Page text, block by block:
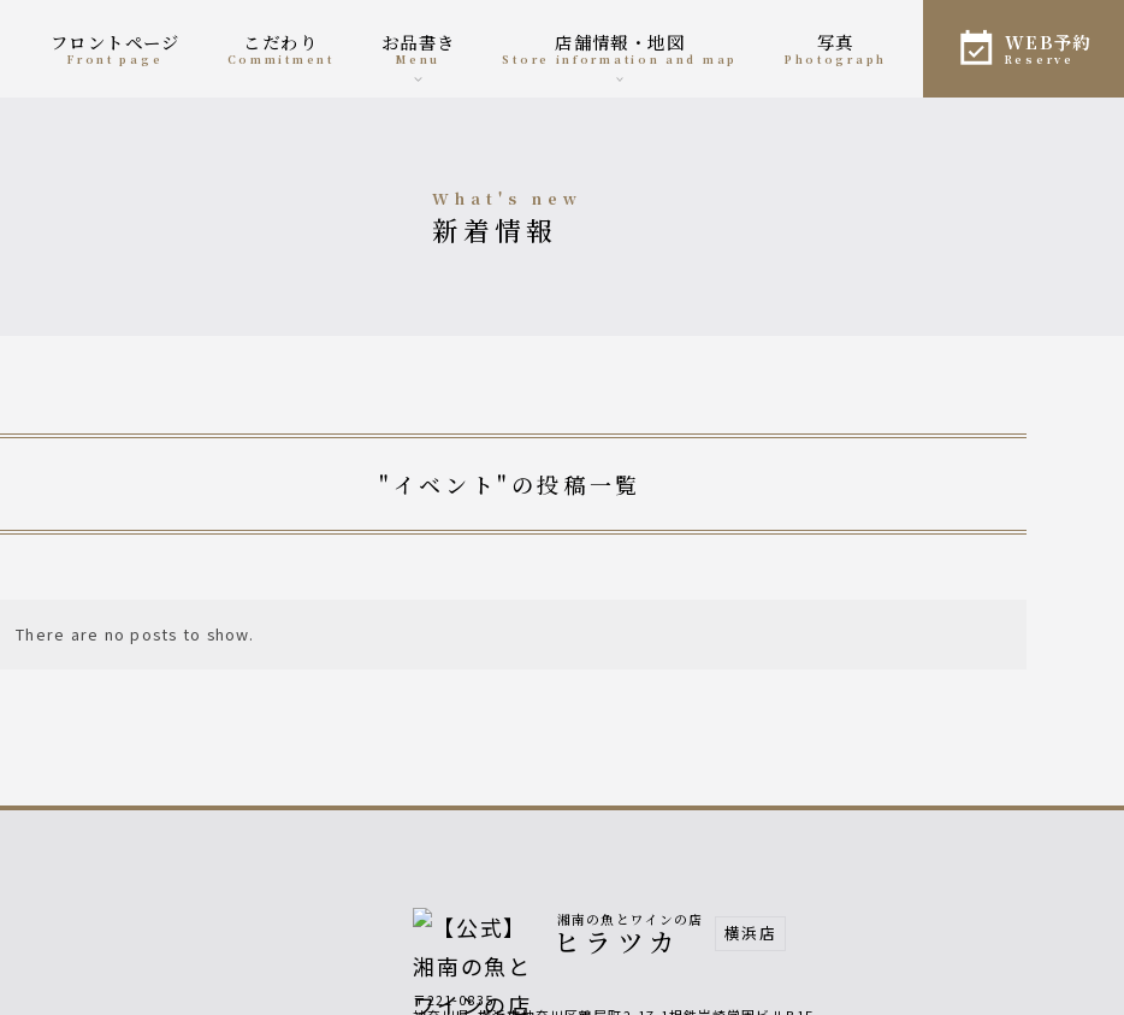
フロントページ
front page
こだわり
Commitment
お品書き
menu
店舗情報・地図
Store information and map
写真
photograph
WEB予約
reserve
what's new
新着情報
"イベント"の投稿一覧
There are no posts to show.
湘南の魚とワインの店
ヒラツカ 横浜店
〒221-0835